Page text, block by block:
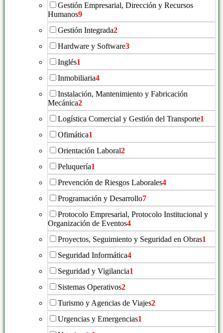
Gestión Empresarial, Dirección y Recursos
Humanos9
Gestión Integrada2
Hardware y Software3
Inglés1
Inmobiliaria4
Instalación, Mantenimiento y Fabricación
Mecánica2
Logística Comercial y Gestión del Transporte1
Ofimática1
Orientación Laboral2
Peluquería1
Prevención de Riesgos Laborales4
Programación y Desarrollo7
Protocolo Empresarial, Protocolo Institucional y
Organización de Eventos4
Proyectos, Seguimiento y Seguridad en Obras1
Seguridad Informática4
Seguridad y Vigilancia1
Sistemas Operativos2
Turismo y Agencias de Viajes2
Urgencias y Emergencias1